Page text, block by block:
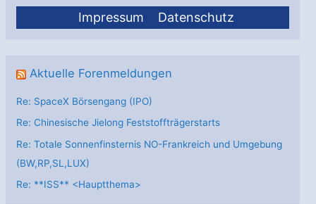
Impressum Datenschutz
Aktuelle Forenmeldungen
Re: SpaceX Börsengang (IPO)
Re: Chinesische Jielong Feststoffträgerstarts
Re: Totale Sonnenfinsternis NO-Frankreich und Umgebung
(BW,RP,SL,LUX)
Re: **ISS** <Hauptthema>